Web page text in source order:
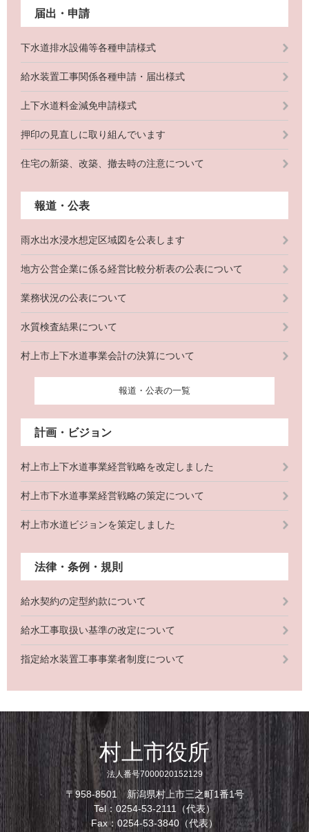
届出・申請
下水道排水設備等各種申請様式
給水装置工事関係各種申請・届出様式
上下水道料金減免申請様式
押印の見直しに取り組んでいます
住宅の新築、改築、撤去時の注意について
報道・公表
雨水出水浸水想定区域図を公表します
地方公営企業に係る経営比較分析表の公表について
業務状況の公表について
水質検査結果について
村上市上下水道事業会計の決算について
報道・公表の一覧
計画・ビジョン
村上市上下水道事業経営戦略を改定しました
村上市下水道事業経営戦略の策定について
村上市水道ビジョンを策定しました
法律・条例・規則
給水契約の定型約款について
給水工事取扱い基準の改定について
指定給水装置工事事業者制度について
村上市役所
法人番号7000020152129
〒958-8501 新潟県村上市三之町1番1号
Tel：0254-53-2111（代表）
Fax：0254-53-3840（代表）